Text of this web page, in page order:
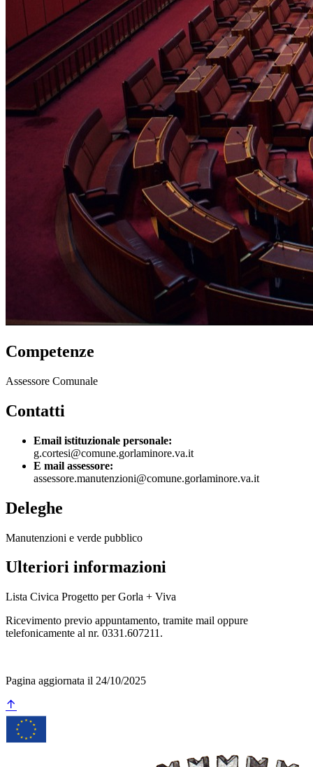
Competenze
Assessore Comunale
Contatti
Email istituzionale personale:
g.cortesi@comune.gorlaminore.va.it
E mail assessore:
assessore.manutenzioni@comune.gorlaminore.va.it
Deleghe
Manutenzioni e verde pubblico
Ulteriori informazioni
Lista Civica Progetto per Gorla + Viva
Ricevimento previo appuntamento, tramite mail oppure
telefonicamente al nr. 0331.607211.
Pagina aggiornata il 24/10/2025